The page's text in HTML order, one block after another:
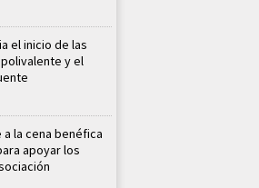
el inicio de las
y el
la cena benéfica
apoyar los